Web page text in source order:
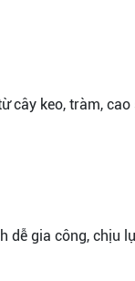
keo, tràm,
dễ gia công, chịu